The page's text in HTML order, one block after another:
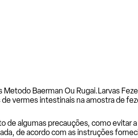
Metodo Baerman Ou Rugai.Larvas
vermes intestinais na amostra de
de algumas precauções, como
de acordo com as instruções